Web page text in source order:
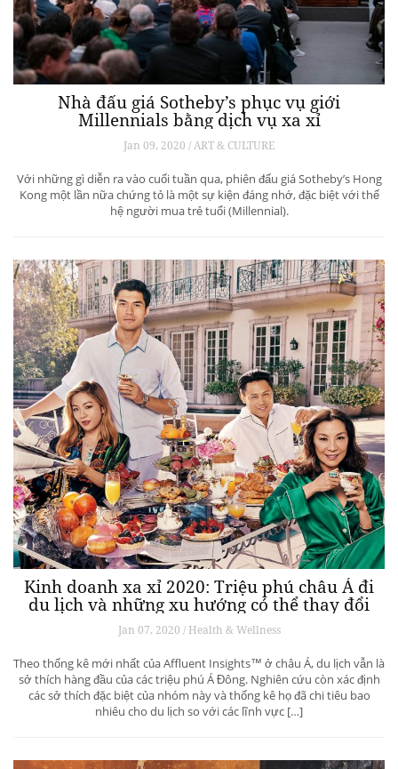
Nhà đấu giá Sotheby’s phục vụ giới
Millennials bằng dịch vụ xa xỉ
Jan 09, 2020 / ART & CULTURE
Với những gì diễn ra vào cuối tuần qua, phiên đấu giá Sotheby’s Hong
Kong một lần nữa chứng tỏ là một sự kiện đáng nhớ, đặc biệt với thế
hệ người mua trẻ tuổi (Millennial).
Kinh doanh xa xỉ 2020: Triệu phú châu Á đi
du lịch và những xu hướng có thể thay đổi
ngành du lịch thượng lưu
Jan 07, 2020 / Health & Wellness
Theo thống kê mới nhất của Affluent Insights™ ở châu Á, du lịch vẫn là
sở thích hàng đầu của các triệu phú Á Đông. Nghiên cứu còn xác định
các sở thích đặc biệt của nhóm này và thống kê họ đã chi tiêu bao
nhiêu cho du lịch so với các lĩnh vực […]